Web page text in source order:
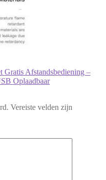
Afstandsbediening –
Oplaadbaar
Vereiste velden zijn